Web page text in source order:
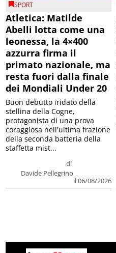
SPORT
Atletica: Matilde
Abelli lotta come una
leonessa, la 4×400
azzurra firma il
primato nazionale, ma
resta fuori dalla finale
dei Mondiali Under 20
di
Davide Pellegrino
il 06/08/2026
Buon debutto iridato della
stellina della Cogne,
protagonista di una prova
coraggiosa nell'ultima frazione
della seconda batteria della
staffetta mist...